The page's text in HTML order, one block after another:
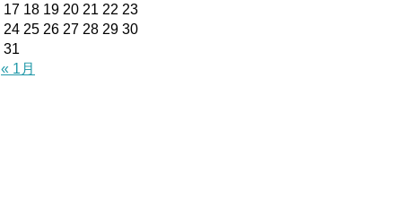
17 18 19 20 21 22 23
24 25 26 27 28 29 30
31
« 1月